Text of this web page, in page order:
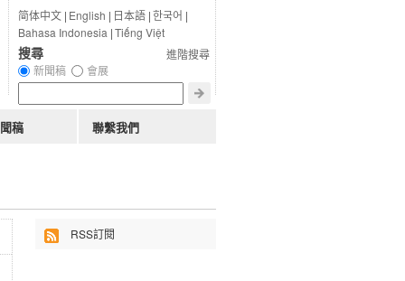
RSS訂閱
简体中文| English | 日本語|한국어 |
Bahasa Indonesia |Tiếng Việt
進階搜尋
搜尋
新聞稿 會展
稿 聯繫我們